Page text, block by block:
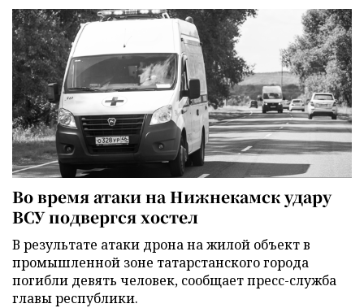
Во время атаки на Нижнекамск удару
ВСУ подвергся хостел
В результате атаки дрона на жилой объект в
промышленной зоне татарстанского города
погибли девять человек, сообщает пресс-служба
главы республики.